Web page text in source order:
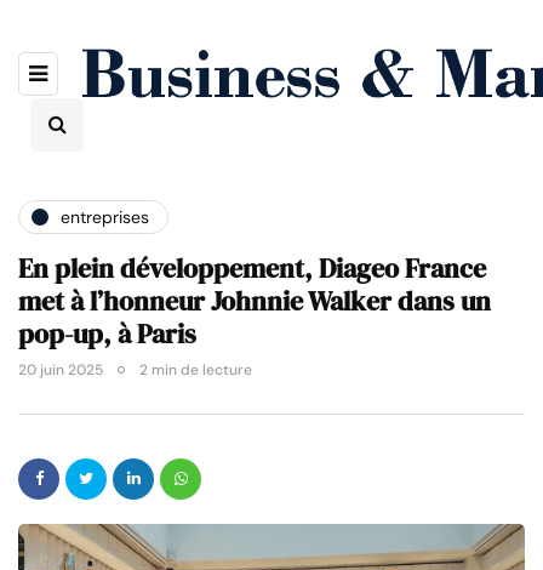
entreprises
En plein développement, Diageo France
met à l’honneur Johnnie Walker dans un
pop-up, à Paris
20 juin 2025 2 min de lecture